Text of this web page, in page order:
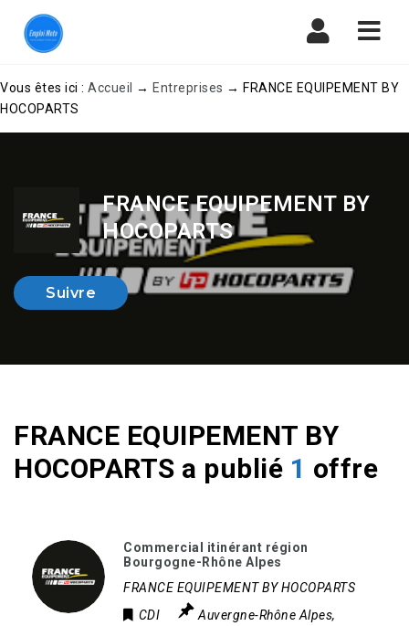
Vous êtes ici : Accueil → Entreprises → FRANCE EQUIPEMENT BY
HOCOPARTS
FRANCE EQUIPEMENT BY
HOCOPARTS
Suivre
FRANCE EQUIPEMENT BY
HOCOPARTS a publié 1 offre
Commercial itinérant région
Bourgogne-Rhône Alpes
FRANCE EQUIPEMENT BY HOCOPARTS
CDI
Auvergne-Rhône Alpes,